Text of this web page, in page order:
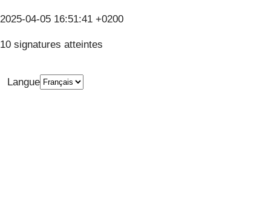
2025-04-05 16:51:41 +0200
10 signatures atteintes
Langue